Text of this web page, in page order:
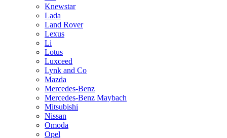
Knewstar
Lada
Land Rover
Lexus
Li
Lotus
Luxceed
Lynk and Co
Mazda
Mercedes-Benz
Mercedes-Benz Maybach
Mitsubishi
Nissan
Omoda
Opel